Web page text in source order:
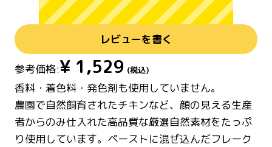
レビューを書く
参考価格:¥ 1,529 (税込)
香料・着色料・発色剤も使用していません。
農園で自然飼育されたチキンなど、顔の見える生産
者からのみ仕入れた高品質な厳選自然素材をたっぷ
り使用しています。ペーストに混ぜ込んだフレーク